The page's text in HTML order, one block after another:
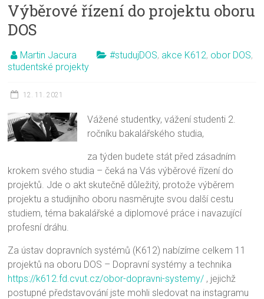
Výběrové řízení do projektu oboru
DOS
Martin Jacura #studujDOS, akce K612, obor DOS,
studentské projekty
12. 11. 2021
Vážené studentky, vážení studenti 2.
ročníku bakalářského studia,
za týden budete stát před zásadním
krokem svého studia – čeká na Vás výběrové řízení do
projektů. Jde o akt skutečně důležitý, protože výběrem
projektu a studijního oboru nasměrujte svou další cestu
studiem, téma bakalářské a diplomové práce i navazující
profesní dráhu.
Za ústav dopravních systémů (K612) nabízíme celkem 11
projektů na oboru DOS – Dopravní systémy a technika
https://k612.fd.cvut.cz/obor-dopravni-systemy/ , jejichž
postupné představování jste mohli sledovat na instagramu